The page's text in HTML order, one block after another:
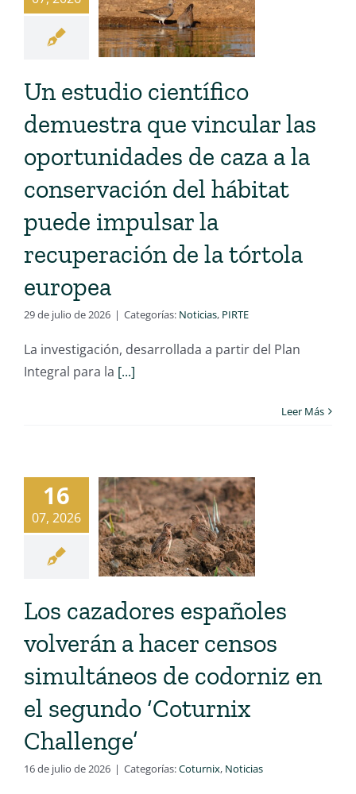
Un estudio científico
demuestra que vincular las
oportunidades de caza a la
conservación del hábitat
puede impulsar la
recuperación de la tórtola
europea
29 de julio de 2026 | Categorías: Noticias, PIRTE
La investigación, desarrollada a partir del Plan
Integral para la [...]
Leer Más
16
07, 2026
Los cazadores españoles
volverán a hacer censos
simultáneos de codorniz en
el segundo ‘Coturnix
Challenge’
16 de julio de 2026 | Categorías:Coturnix, Noticias